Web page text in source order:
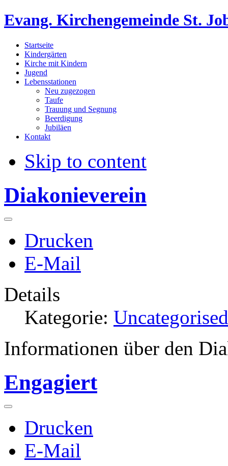
Evang. Kirchengemeinde St.
Startseite
Kindergärten
Kirche mit Kindern
Jugend
Lebensstationen
Neu zugezogen
Taufe
Trauung und Segnung
Beerdigung
Jubiläen
Kontakt
Skip to content
Diakonieverein
Drucken
E-Mail
Details
Kategorie: Uncategorised
Informationen über den
Engagiert
Drucken
E-Mail